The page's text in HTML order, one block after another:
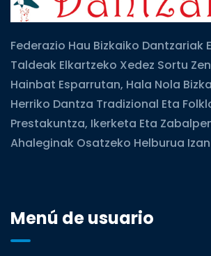
Federazio Hau Bizkaiko Dantzariak
Taldeak Elkartzeko Xedez Sortu
Hainbat Esparrutan, Hala Nola
Herriko Dantza Tradizional Eta
Prestakuntza, Ikerketa Eta
Ahaleginak Osatzeko Helburua Izan
Menú de usuario